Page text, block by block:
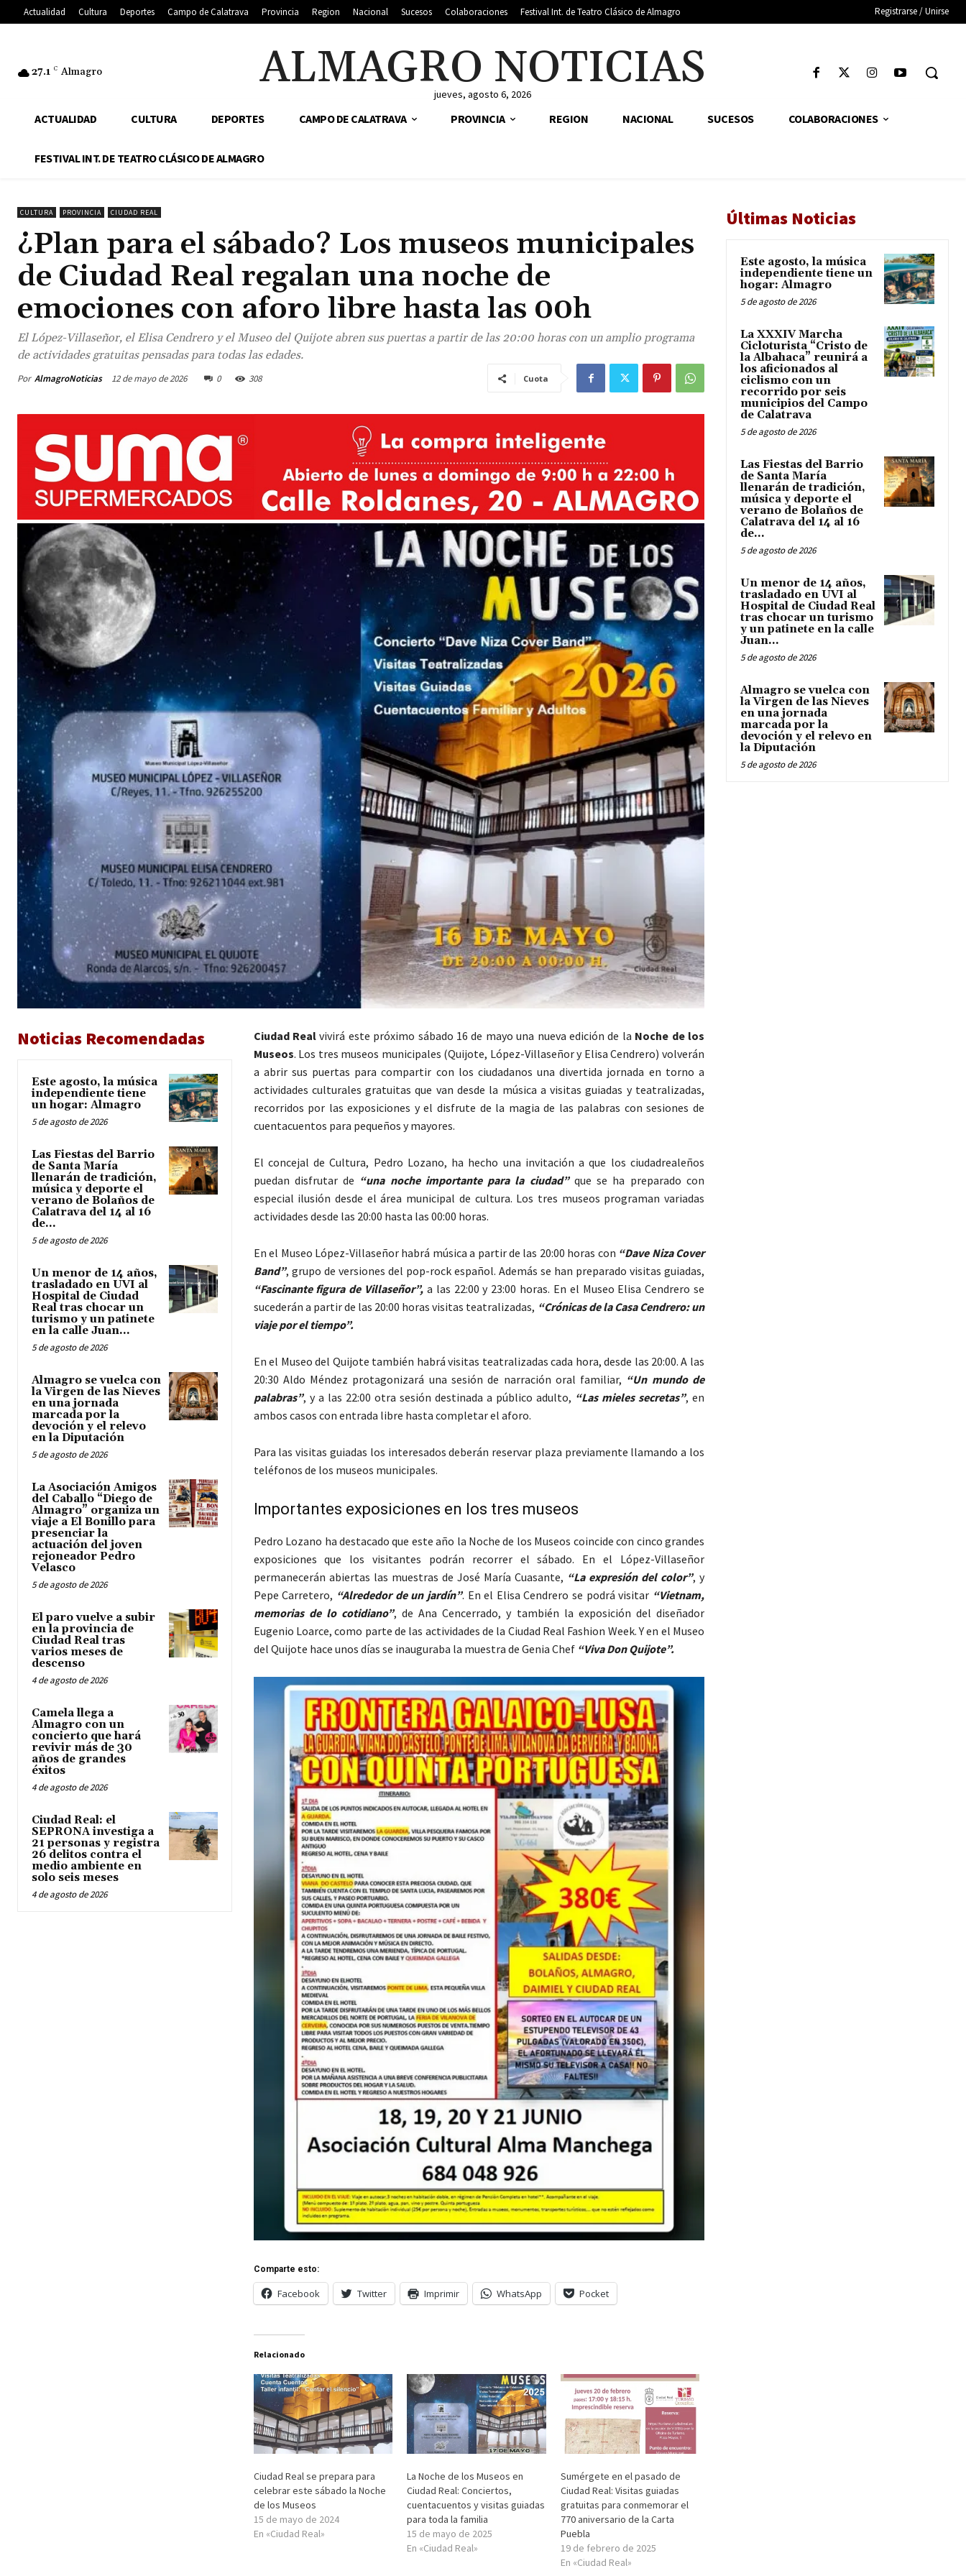
Actualidad Cultura Deportes Campo de Calatrava Provincia Region Nacional Sucesos Colaboraciones Festival Int. de Teatro Clásico de Almagro Registrarse / Unirse
27.1 C Almagro ALMAGRO NOTICIAS
jueves, agosto 6, 2026
ACTUALIDAD CULTURA DEPORTES CAMPO DE CALATRAVA PROVINCIA REGION NACIONAL SUCESOS COLABORACIONES
FESTIVAL INT. DE TEATRO CLÁSICO DE ALMAGRO
CULTURA PROVINCIA CIUDAD REAL
¿Plan para el sábado? Los museos municipales
de Ciudad Real regalan una noche de
emociones con aforo libre hasta las 00h
El López-Villaseñor, el Elisa Cendrero y el Museo del Quijote abren sus puertas a partir de las 20:00 horas con un amplio programa
de actividades gratuitas pensadas para todas las edades.
Por AlmagroNoticias 12 de mayo de 2026 0 308 Cuota
Noticias Recomendadas
Este agosto, la música
independiente tiene
un hogar: Almagro
5 de agosto de 2026
Las Fiestas del Barrio
de Santa María
llenarán de tradición,
música y deporte el
verano de Bolaños de
Calatrava del 14 al 16
de...
5 de agosto de 2026
Un menor de 14 años,
trasladado en UVI al
Hospital de Ciudad
Real tras chocar un
turismo y un patinete
en la calle Juan...
5 de agosto de 2026
Almagro se vuelca con
la Virgen de las Nieves
en una jornada
marcada por la
devoción y el relevo
en la Diputación
5 de agosto de 2026
La Asociación Amigos
del Caballo “Diego de
Almagro” organiza un
viaje a El Bonillo para
presenciar la
actuación del joven
rejoneador Pedro
Velasco
5 de agosto de 2026
El paro vuelve a subir
en la provincia de
Ciudad Real tras
varios meses de
descenso
4 de agosto de 2026
Camela llega a
Almagro con un
concierto que hará
revivir más de 30
años de grandes
éxitos
4 de agosto de 2026
Ciudad Real: el
SEPRONA investiga a
21 personas y registra
26 delitos contra el
medio ambiente en
solo seis meses
4 de agosto de 2026
Ciudad Real vivirá este próximo sábado 16 de mayo una nueva edición de la Noche de los
Museos. Los tres museos municipales (Quijote, López-Villaseñor y Elisa Cendrero) volverán
a abrir sus puertas para compartir con los ciudadanos una divertida jornada en torno a
actividades culturales gratuitas que van desde la música a visitas guiadas y teatralizadas,
recorridos por las exposiciones y el disfrute de la magia de las palabras con sesiones de
cuentacuentos para pequeños y mayores.
El concejal de Cultura, Pedro Lozano, ha hecho una invitación a que los ciudadrealeños
puedan disfrutar de “una noche importante para la ciudad”que se ha preparado con
especial ilusión desde el área municipal de cultura. Los tres museos programan variadas
actividades desde las 20:00 hasta las 00:00 horas.
En el Museo López-Villaseñor habrá música a partir de las 20:00 horas con “Dave Niza Cover
Band”, grupo de versiones del pop-rock español. Además se han preparado visitas guiadas,
“Fascinante figura de Villaseñor”, a las 22:00 y 23:00 horas. En el Museo Elisa Cendrero se
sucederán a partir de las 20:00 horas visitas teatralizadas, “Crónicas de la Casa Cendrero: un
viaje por el tiempo”.
En el Museo del Quijote también habrá visitas teatralizadas cada hora, desde las 20:00. A las
20:30 Aldo Méndez protagonizará una sesión de narración oral familiar, “Un mundo de
palabras”, y a las 22:00 otra sesión destinada a público adulto, “Las mieles secretas”, en
ambos casos con entrada libre hasta completar el aforo.
Para las visitas guiadas los interesados deberán reservar plaza previamente llamando a los
teléfonos de los museos municipales.
Importantes exposiciones en los tres museos
Pedro Lozano ha destacado que este año la Noche de los Museos coincide con cinco grandes
exposiciones que los visitantes podrán recorrer el sábado. En el López-Villaseñor
permanecerán abiertas las muestras de José María Cuasante, “La expresión del color”, y
Pepe Carretero, “Alrededor de un jardín”. En el Elisa Cendrero se podrá visitar “Vietnam,
memorias de lo cotidiano”, de Ana Cencerrado, y también la exposición del diseñador
Eugenio Loarce, como parte de las actividades de la Ciudad Real Fashion Week. Y en el Museo
del Quijote hace unos días se inauguraba la muestra de Genia Chef“Viva Don Quijote”.
Comparte esto:
Facebook Twitter Imprimir WhatsApp Pocket
Relacionado
Ciudad Real se prepara para
celebrar este sábado la Noche
de los Museos
15 de mayo de 2024
En «Ciudad Real»
La Noche de los Museos en
Ciudad Real: Conciertos,
cuentacuentos y visitas guiadas
para toda la familia
15 de mayo de 2025
En «Ciudad Real»
Sumérgete en el pasado de
Ciudad Real: Visitas guiadas
gratuitas para conmemorar el
770 aniversario de la Carta
Puebla
19 de febrero de 2025
En «Ciudad Real»
Últimas Noticias
Este agosto, la música
independiente tiene un
hogar: Almagro
5 de agosto de 2026
La XXXIV Marcha
Cicloturista “Cristo de
la Albahaca” reunirá a
los aficionados al
ciclismo con un
recorrido por seis
municipios del Campo
de Calatrava
5 de agosto de 2026
Las Fiestas del Barrio
de Santa María
llenarán de tradición,
música y deporte el
verano de Bolaños de
Calatrava del 14 al 16
de...
5 de agosto de 2026
Un menor de 14 años,
trasladado en UVI al
Hospital de Ciudad Real
tras chocar un turismo
y un patinete en la calle
Juan...
5 de agosto de 2026
Almagro se vuelca con
la Virgen de las Nieves
en una jornada
marcada por la
devoción y el relevo en
la Diputación
5 de agosto de 2026